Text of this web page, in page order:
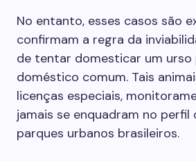
No entanto, esses casos são
confirmam a regra da
de tentar domesticar um urso
doméstico comum. Tais
licenças especiais,
jamais se enquadram no perfil
parques urbanos brasileiros.